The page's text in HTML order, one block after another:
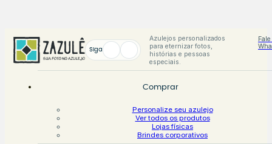
Siga
Azulejos personalizados
para eternizar fotos,
histórias e pessoas
especiais.
Comprar
Personalize seu azulejo
Ver todos os produtos
Lojas físicas
Brindes corporativos